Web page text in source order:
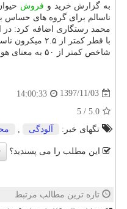
به گزارش خرید و فروش
ناسالم برای گروه های حساس
با قطر كمتر از ۲.۵ میكرون ناسالم برای گروه های حساس (۱۰۷) بوده است.
شاخص كمتر از ۵۰ به معنای هوای پاك، بین ۵۰ و ۱۰۰ سالم، ۱۰۱ تا ۱۵۰ ناسالم برای گروه های حساس، و ۱۵۱ تا ۲۰۰ ناسالم برای همه گروه ها تعریف شده است.
1397/11/03
14:00:33
5.0
/
5
تگهای خبر:
آلودگی
این مطلب را می پسندید؟
تازه ترین مطالب مرتبط